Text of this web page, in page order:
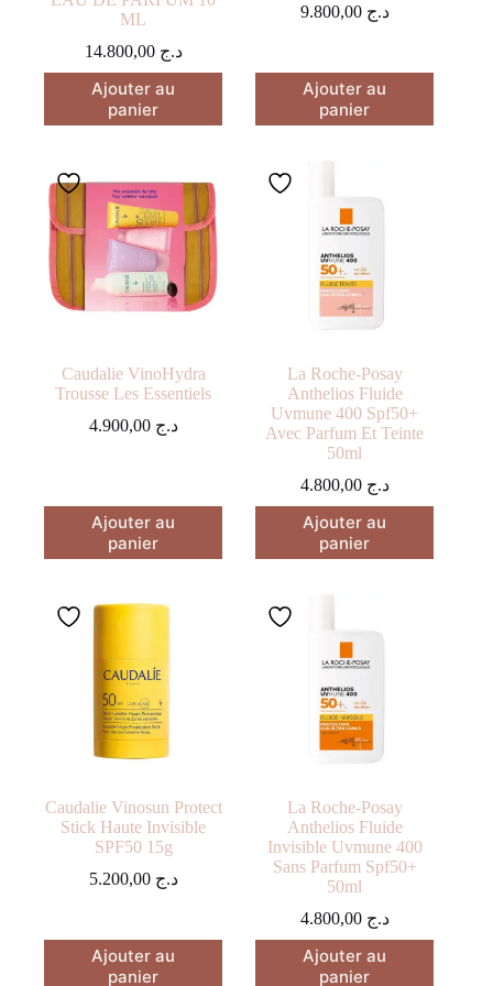
ML
د.ج 14.800,00
Ajouter au
panier
د.ج 9.800,00
Ajouter au
panier
Caudalie VinoHydra
Trousse Les Essentiels
د.ج 4.900,00
Ajouter au
panier
La Roche-Posay
Anthelios Fluide
Uvmune 400 Spf50+
Avec Parfum Et Teinte
50ml
د.ج 4.800,00
Ajouter au
panier
Caudalie Vinosun Protect
Stick Haute Invisible
SPF50 15g
د.ج 5.200,00
Ajouter au
panier
La Roche-Posay
Anthelios Fluide
Invisible Uvmune 400
Sans Parfum Spf50+
50ml
د.ج 4.800,00
Ajouter au
panier